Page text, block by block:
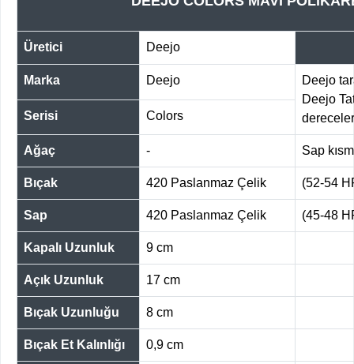
Üretici Deejo
Marka Deejo
Deejo
Deejo
Serisi Colors
Ağaç - Sap
Bıçak 420 Paslanmaz Çelik (52-54
Sap 420 Paslanmaz Çelik (45-48
Kapalı Uzunluk 9 cm
Açık Uzunluk 17 cm
Bıçak Uzunluğu 8 cm
Bıçak Et Kalınlığı 0,9 cm